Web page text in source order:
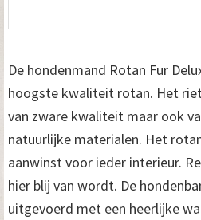
5
c
m
a
a
n
t
De hondenmand Rotan Fur
hoogste kwaliteit rotan. Het
van zware kwaliteit maar ook
natuurlijke materialen. Het
aanwinst voor ieder interieur.
hier blij van wordt. De
uitgevoerd met een heerlijke